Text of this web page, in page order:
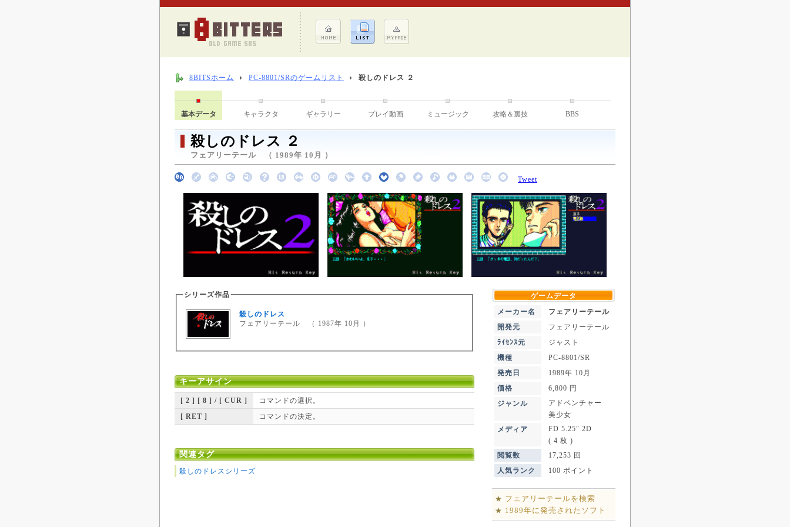
8BITSホーム PC-8801/SRのゲームリスト 殺しのドレス ２
基本データ キャラクタ ギャラリー プレイ動画 ミュージック 攻略＆裏技 BBS
殺しのドレス ２
フェアリーテール （ 1989年 10月 ）
Tweet
シリーズ作品
殺しのドレス
フェアリーテール （ 1987年 10月 ）
キーアサイン
[ 2 ] [ 8 ] / [ CUR ]
コマンドの選択。
[ RET ]
コマンドの決定。
関連タグ
殺しのドレスシリーズ
ゲームデータ
メーカー名
フェアリーテール
開発元
フェアリーテール
ﾗｲｾﾝｽ元
ジャスト
機種
PC-8801/SR
発売日
1989年 10月
価格
6,800 円
ジャンル
アドベンチャー
美少女
メディア
FD 5.25" 2D
( 4 枚 )
閲覧数
17,253 回
人気ランク
100 ポイント
★ フェアリーテールを検索
★ 1989年に発売されたソフト